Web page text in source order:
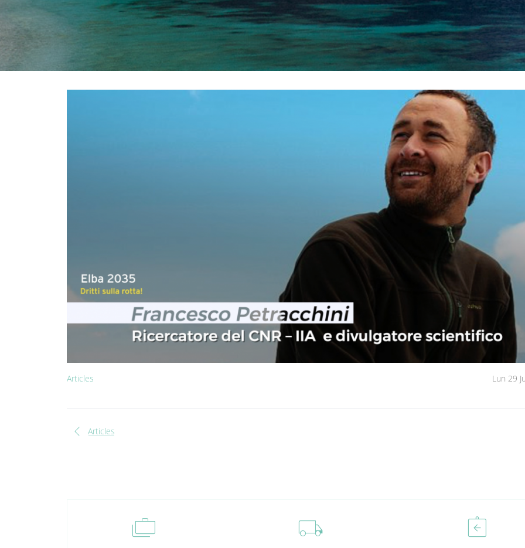
Lun 29
Articles
chevron_left Articles
cases local_shipping assignment_return